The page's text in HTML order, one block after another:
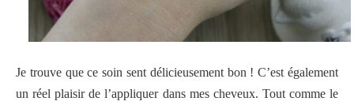
Je trouve que ce soin sent délicieusement bon ! C’est également
un réel plaisir de l’appliquer dans mes cheveux. Tout comme le